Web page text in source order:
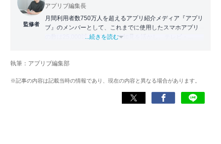
監修者
アプリブ編集長
月間利用者数750万人を超えるアプリ紹介メディア『アプリ
ブ』のメンバーとして、これまでに使用したスマホアプリ
の数は25,000以上。アプリの知見を活かし、テレビ・
化アプリの紹介）、TBS『サタプラ』（スマホライフが変
スマホアプリ）他
...続きを読む
執筆：アプリブ編集部
※記事の内容は記載当時の情報であり、現在の内容と異なる場合があります。